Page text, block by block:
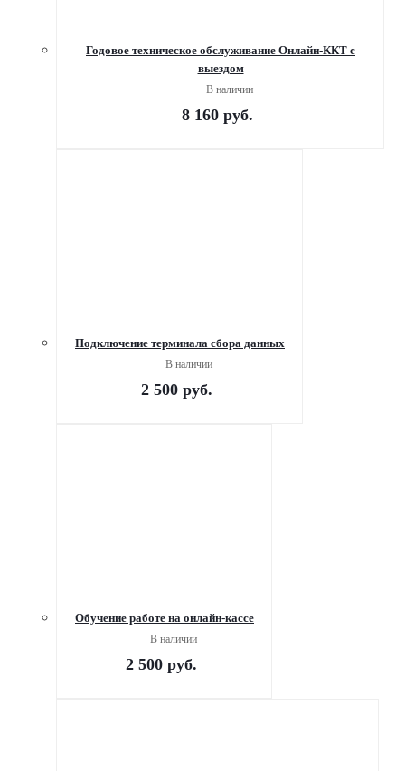
Годовое техническое обслуживание Онлайн-ККТ с
выездом
В наличии
8 160 руб.
Подключение терминала сбора данных
В наличии
2 500 руб.
Обучение работе на онлайн-кассе
В наличии
2 500 руб.